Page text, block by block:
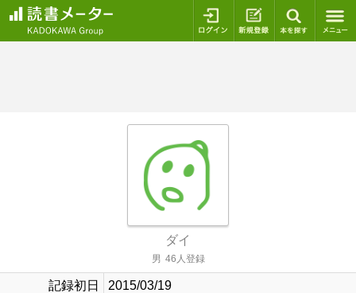
ログイン 新規登録
ダイ
男 46人登録
記録初日
2015/03/19